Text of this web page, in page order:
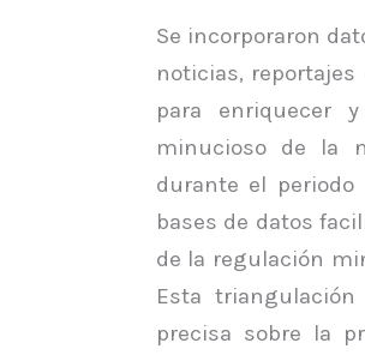
Se incorporaron
noticias,
para enriquecer
minucioso de la
durante el
bases de datos
de la regulación
Esta
precisa sobre la